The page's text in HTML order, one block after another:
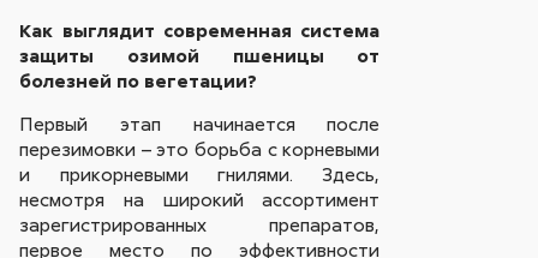
Как выглядит современная система
защиты озимой пшеницы от
болезней по вегетации?
Первый этап начинается после
перезимовки – это борьба с корневыми
и прикорневыми гнилями. Здесь,
несмотря на широкий ассортимент
зарегистрированных препаратов,
первое место по эффективности